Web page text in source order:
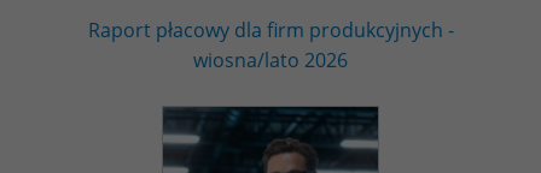
Raport płacowy dla firm produkcyjnych -
wiosna/lato 2026